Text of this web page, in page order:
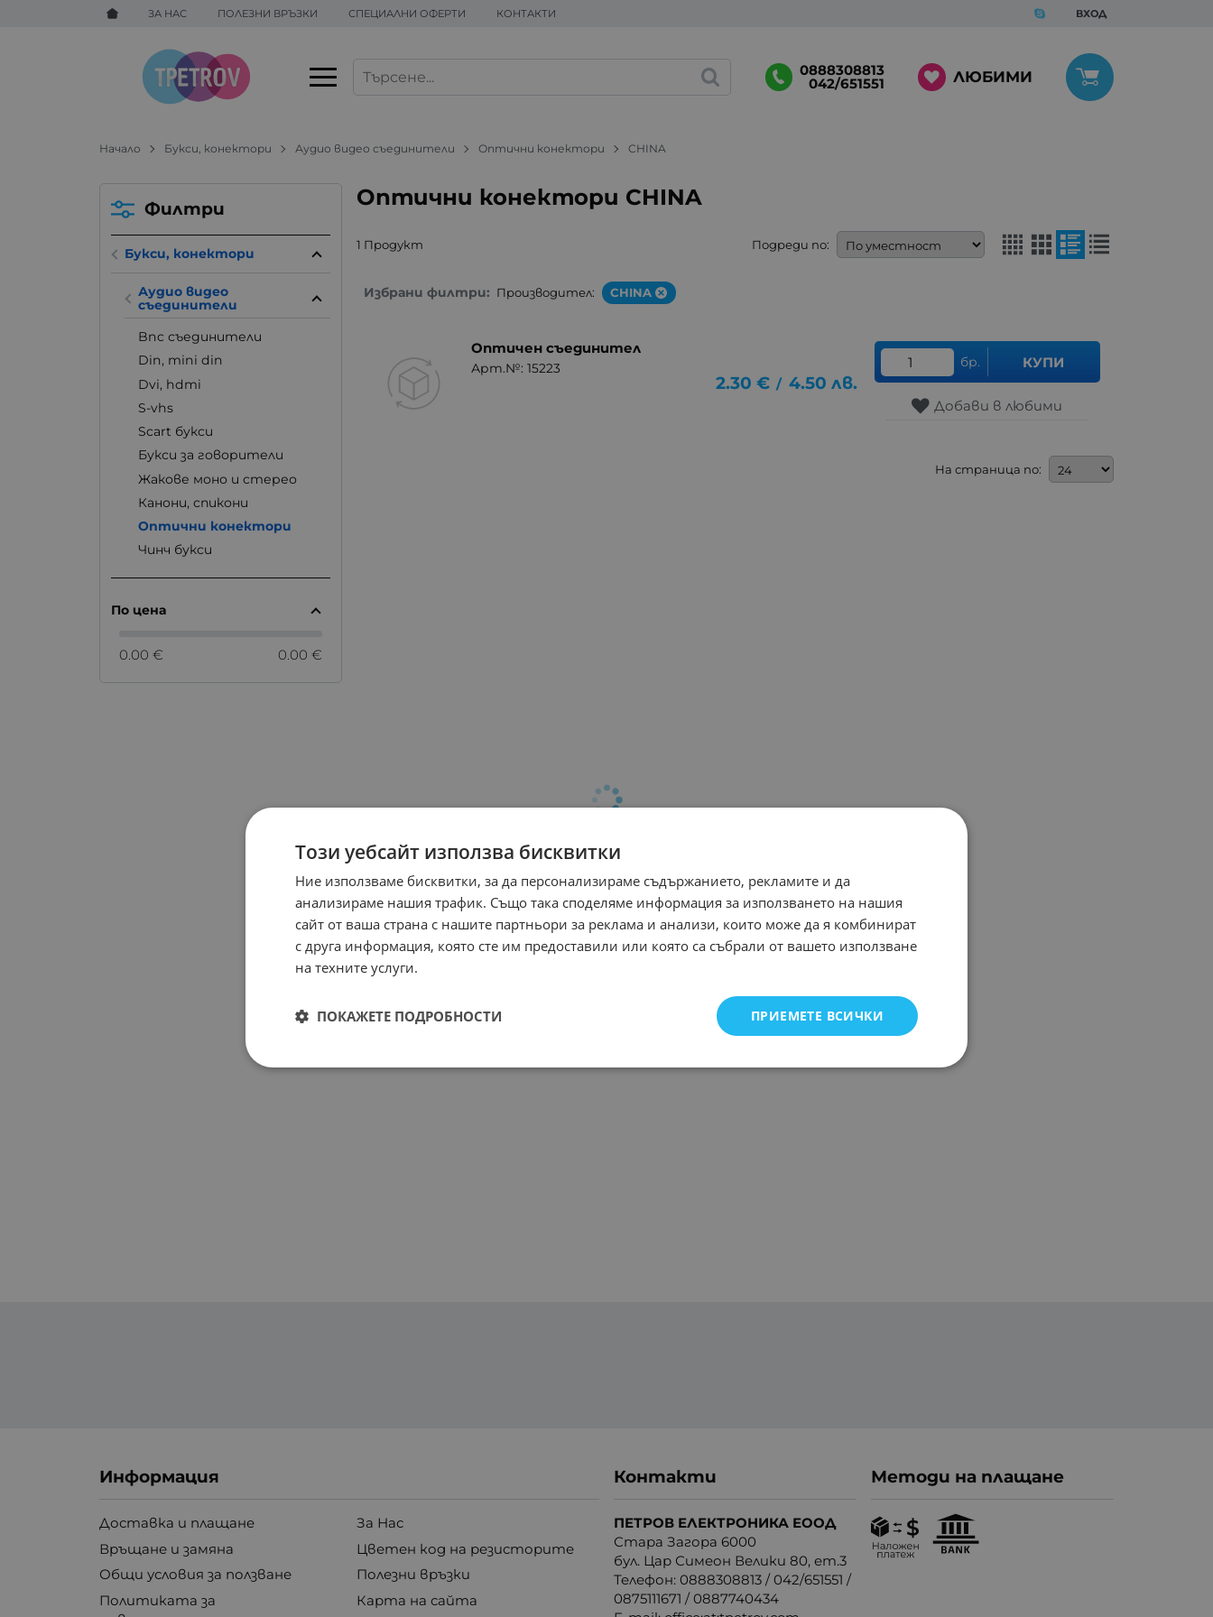
ЗА НАС ПОЛЕЗНИ ВРЪЗКИ СПЕЦИАЛНИ ОФЕРТИ КОНТАКТИ ВХОД
0888308813
042/651551 ЛЮБИМИ
Начало Букси, конектори Аудио видео съединители Оптични конектори CHINA
Оптични конектори CHINA
1 Продукт Подреди по:
Избрани филтри: Производител: CHINA
Оптичен съединител
Арт.№: 15223
2.30 € / 4.50 лв.
бр. КУПИ
Добави в любими
На страница по:
Филтри
Букси, конектори
Аудио видео
съединители
Bnc съединители
Din, mini din
Dvi, hdmi
S-vhs
Scart букси
Букси за говорители
Жакове моно и стерео
Канони, спикони
Оптични конектори
Чинч букси
По цена
0.00 € 0.00 €
Информация
Доставка и плащане
Връщане и замяна
Общи условия за ползване
Политиката за
За Нас
Цветен код на резисторите
Полезни връзки
Карта на сайта
Контакти
ПЕТРОВ ЕЛЕКТРОНИКА ЕООД
Стара Загора 6000
бул. Цар Симеон Велики 80, ет.3
Телефон:0888308813 /042/651551 /
0875111671 /0887740434
Методи на плащане
Този уебсайт използва бисквитки
Ние използваме бисквитки, за да персонализираме съдържанието, рекламите и да
анализираме нашия трафик. Също така споделяме информация за използването на нашия
сайт от ваша страна с нашите партньори за реклама и анализи, които може да я комбинират
с друга информация, която сте им предоставили или която са събрали от вашето използване
на техните услуги.
ПРИЕМЕТЕ ВСИЧКИ
ПОКАЖЕТЕ ПОДРОБНОСТИ